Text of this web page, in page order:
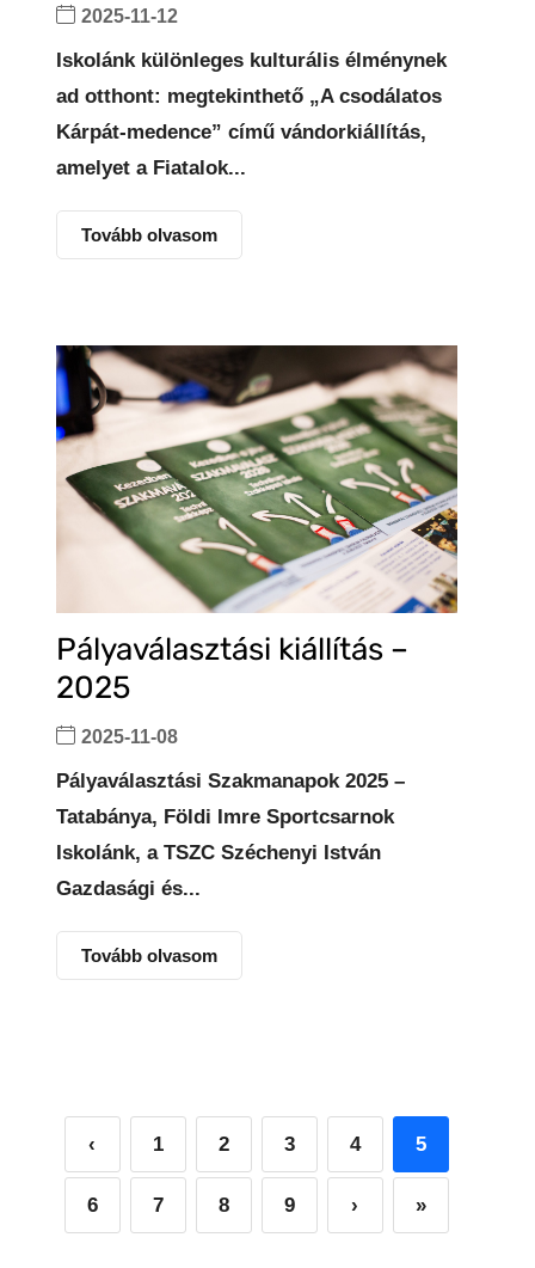
2025-11-12
Iskolánk különleges kulturális élménynek
ad otthont: megtekinthető „A csodálatos
Kárpát-medence” című vándorkiállítás,
amelyet a Fiatalok...
Tovább olvasom
Pályaválasztási kiállítás –
2025
2025-11-08
Pályaválasztási Szakmanapok 2025 –
Tatabánya, Földi Imre Sportcsarnok
Iskolánk, a TSZC Széchenyi István
Gazdasági és...
Tovább olvasom
‹ 1 2 3 4 5
6 7 8 9 › »